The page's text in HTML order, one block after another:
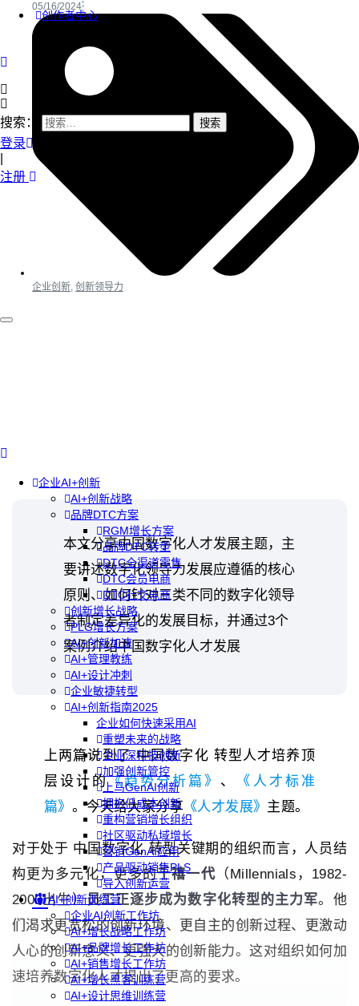
创作者中心
搜索：
登录
注册
企业AI+创新
AI+创新战略
品牌DTC方案
RGM增长方案
品牌DTC转型
DTC全渠道零售
DTC会员电商
DTC社交电商
创新增长战略
PLG增长方案
AI+创新加速
AI+管理教练
AI+设计冲刺
企业敏捷转型
AI+创新指南2025
企业如何快速采用AI
重塑未来的战略
企业深科技创新
加强创新管控
上马GenAI创新
拥抱低成本创新
重构营销增长组织
社区驱动私域增长
营销GenAI应用
产品驱动销售PLS
导入创新运营
AI+创新训练营
企业AI创新工作坊
AI+增长战略工作坊
AI+品牌增长工作坊
AI+销售增长工作坊
AI+增长黑客训练营
AI+设计思维训练营
05/16/2024
企业创新 创新领导力
本文分享中国数字化人才发展主题，主
要讲述数字化领导力发展应遵循的核心
原则、如何针对三类不同的数字化领导
者制定差异化的发展目标，并通过3个
案例介绍中国数字化人才发展
上两篇说到了 中国数字化 转型人才培养顶
层设计的《趋势分析篇》 、
《人才标准
篇》 。今天给大家分享 《人才发展》 主题。
对于处于 中国数字化 转型关键期的组织而言，人员结
构更为多元化，更多的千禧一代（Millennials，1982-
2000出生）员工正逐步成为数字化转型的主力军。他
们渴求更宽松的创新环境、更自主的创新过程、更激动
人心的创新意义、更强大的创新能力。这对组织如何加
速培养数字化人才提出了更高的要求。